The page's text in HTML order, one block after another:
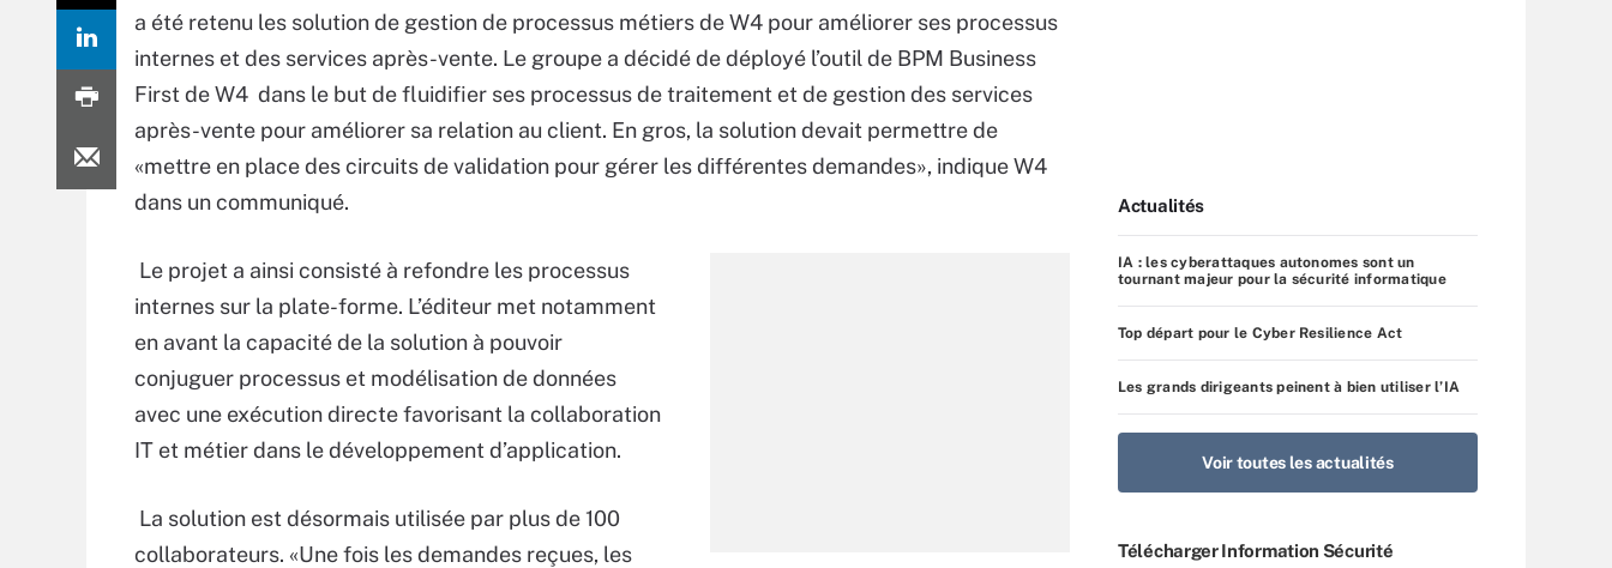
a été retenu les solution de gestion de processus métiers de W4 pour améliorer ses processus
internes et des services après-vente. Le groupe a décidé de déployé l’outil de BPM Business
First de W4 dans le but de fluidifier ses processus de traitement et de gestion des services
après-vente pour améliorer sa relation au client. En gros, la solution devait permettre de
«mettre en place des circuits de validation pour gérer les différentes demandes», indique W4
dans un communiqué.
Le projet a ainsi consisté à refondre les processus
internes sur la plate-forme. L’éditeur met notamment
en avant la capacité de la solution à pouvoir
conjuguer processus et modélisation de données
avec une exécution directe favorisant la collaboration
IT et métier dans le développement d’application.
La solution est désormais utilisée par plus de 100
collaborateurs. «Une fois les demandes reçues, les
Actualités
IA : les cyberattaques autonomes sont un
tournant majeur pour la sécurité informatique
Top départ pour le Cyber Resilience Act
Les grands dirigeants peinent à bien utiliser l’IA
Voir toutes les actualités
Télécharger Information Sécurité